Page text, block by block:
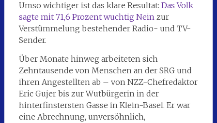
Umso wichtiger ist das klare Resultat: Das Volk
sagte mit 71,6 Prozent wuchtig Neinzur
Verstümmelung bestehender Radio- und TV-
Sender.
Über Monate hinweg arbeiteten sich
Zehntausende von Menschen an der SRG und
ihren Angestellten ab – von NZZ-Chefredaktor
Eric Gujer bis zur Wutbürgerin in der
hinterfinstersten Gasse in Klein-Basel. Er war
eine Abrechnung, unversöhnlich,